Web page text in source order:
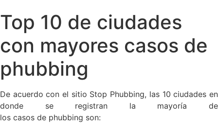
Top 10 de ciudades
con mayores casos de
phubbing
De acuerdo con el sitio Stop Phubbing, las 10 ciudades en
donde se registran la mayoría de
los casos de phubbing son: